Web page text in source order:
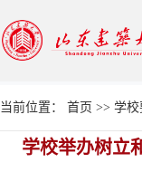
当前位置： 首页 >> 学校
学校举办树立